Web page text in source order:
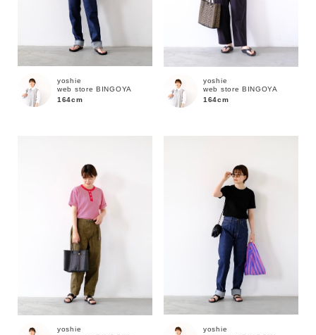
yoshie
web store BINGOYA
164cm
yoshie
web store BINGOYA
164cm
yoshie
yoshie